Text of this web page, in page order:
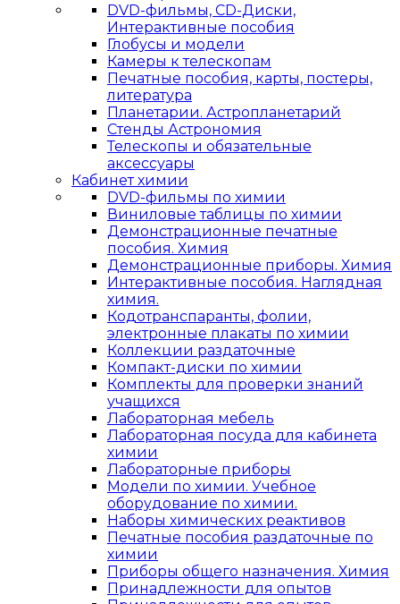
DVD-фильмы, CD-Диски,
Интерактивные пособия
Глобусы и модели
Камеры к телескопам
Печатные пособия, карты, постеры,
литература
Планетарии. Астропланетарий
Стенды Астрономия
Телескопы и обязательные
аксессуары
Кабинет химии
DVD-фильмы по химии
Виниловые таблицы по химии
Демонстрационные печатные
пособия. Химия
Демонстрационные приборы. Химия
Интерактивные пособия. Наглядная
химия.
Кодотранспаранты, фолии,
электронные плакаты по химии
Коллекции раздаточные
Компакт-диски по химии
Комплекты для проверки знаний
учащихся
Лабораторная мебель
Лабораторная посуда для кабинета
химии
Лабораторные приборы
Модели по химии. Учебное
оборудование по химии.
Наборы химических реактивов
Печатные пособия раздаточные по
химии
Приборы общего назначения. Химия
Принадлежности для опытов